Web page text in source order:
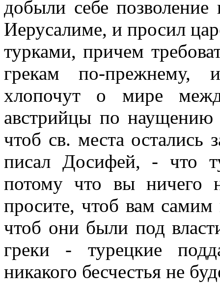
добыли себе
Иерусалиме, и просил
турками, причем
грекам по-прежнему,
хлопочут о мире
австрийцы по наущению
чтоб св. места
писал Досифей, - что
потому что вы ничего
просите, чтоб вам самим
чтоб они были под
греки - турецкие
никакого бесчестья не